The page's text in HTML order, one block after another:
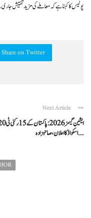
پولیس کا کہنا ہے کہ معاملے کی مزید تفتیش
Share on Twitter
Next Article
ایشین گیمز 2026:
اسکواڈ کا اعلان، صاحبزادہ ...